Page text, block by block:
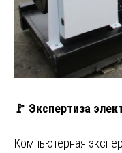
🚩 Экспертиза
Компьютерная